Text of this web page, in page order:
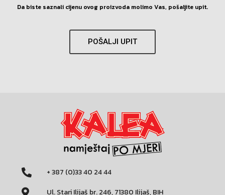
Da biste saznali cijenu ovog proizvoda molimo Vas, pošaljite upit.
POŠALJI UPIT
+ 387 (0)33 40 24 44
Ul. Stari Ilijaš br. 246, 71380 Ilijaš, BIH